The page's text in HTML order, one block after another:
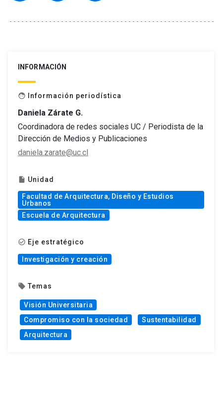
INFORMACIÓN
face Información periodística
Daniela Zárate G.
Coordinadora de redes sociales UC / Periodista de la
Dirección de Medios y Publicaciones
daniela.zarate@uc.cl
insert_drive_file Unidad
Facultad de Arquitectura, Diseño y Estudios
Urbanos
Escuela de Arquitectura
check_circle_outline Eje estratégico
Investigación y creación
local_offer Temas
Visión Universitaria
Compromiso con la sociedad
Sustentabilidad
Arquitectura